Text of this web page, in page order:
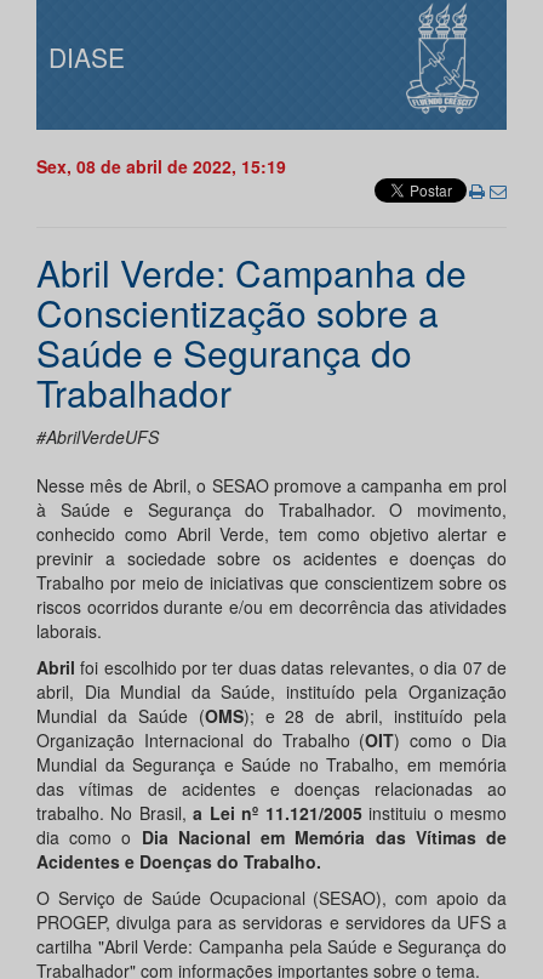
DIASE
Sex, 08 de abril de 2022, 15:19
Abril Verde: Campanha de
Conscientização sobre a
Saúde e Segurança do
Trabalhador
#AbrilVerdeUFS
Nesse mês de Abril, o SESAO promove a campanha em prol
à Saúde e Segurança do Trabalhador. O movimento,
conhecido como Abril Verde, tem como objetivo alertar e
previnir a sociedade sobre os acidentes e doenças do
Trabalho por meio de iniciativas que conscientizem sobre os
riscos ocorridos durante e/ou em decorrência das atividades
laborais.
Abril foi escolhido por ter duas datas relevantes, o dia 07 de
abril, Dia Mundial da Saúde, instituído pela Organização
Mundial da Saúde (OMS); e 28 de abril, instituído pela
Organização Internacional do Trabalho (OIT) como o Dia
Mundial da Segurança e Saúde no Trabalho, em memória
das vítimas de acidentes e doenças relacionadas ao
trabalho. No Brasil,a Lei nº 11.121/2005instituiu o mesmo
dia como o Dia Nacional em Memória das Vítimas de
Acidentes e Doenças do Trabalho.
O Serviço de Saúde Ocupacional (SESAO), com apoio da
PROGEP, divulga para as servidoras e servidores da UFS a
cartilha "Abril Verde: Campanha pela Saúde e Segurança do
Trabalhador" com informações importantes sobre o tema.